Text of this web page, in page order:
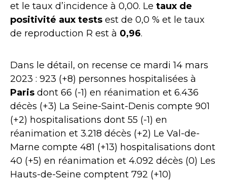
et le taux d’incidence à 0,00. Le taux de
positivité aux tests est de 0,0 % et le taux
de reproduction R est à 0,96.
Dans le détail, on recense ce mardi 14 mars
2023 : 923 (+8) personnes hospitalisées à
Paris dont 66 (-1) en réanimation et 6.436
décès (+3) La Seine-Saint-Denis compte 901
(+2) hospitalisations dont 55 (-1) en
réanimation et 3.218 décès (+2) Le Val-de-
Marne compte 481 (+13) hospitalisations dont
40 (+5) en réanimation et 4.092 décès (0) Les
Hauts-de-Seine comptent 792 (+10)